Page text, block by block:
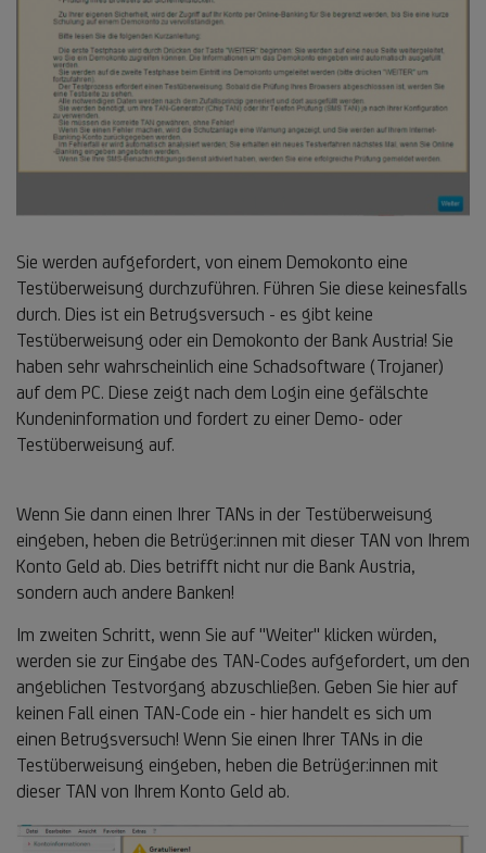
Sie werden aufgefordert, von einem Demokonto eine
Testüberweisung durchzuführen. Führen Sie diese keinesfalls
durch. Dies ist ein Betrugsversuch - es gibt keine
Testüberweisung oder ein Demokonto der Bank Austria! Sie
haben sehr wahrscheinlich eine Schadsoftware (Trojaner)
auf dem PC. Diese zeigt nach dem Login eine gefälschte
Kundeninformation und fordert zu einer Demo- oder
Testüberweisung auf.
Wenn Sie dann einen Ihrer TANs in der Testüberweisung
eingeben, heben die Betrüger:innen mit dieser TAN von Ihrem
Konto Geld ab. Dies betrifft nicht nur die Bank Austria,
sondern auch andere Banken!
Im zweiten Schritt, wenn Sie auf "Weiter" klicken würden,
werden sie zur Eingabe des TAN-Codes aufgefordert, um den
angeblichen Testvorgang abzuschließen. Geben Sie hier auf
keinen Fall einen TAN-Code ein - hier handelt es sich um
einen Betrugsversuch! Wenn Sie einen Ihrer TANs in die
Testüberweisung eingeben, heben die Betrüger:innen mit
dieser TAN von Ihrem Konto Geld ab.